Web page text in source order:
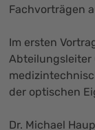
Fachvorträgen
Im ersten
Abteilungsleiter
der optischen
Dr. Michael